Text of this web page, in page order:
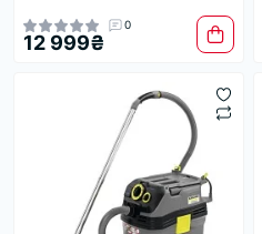
0
12 999₴